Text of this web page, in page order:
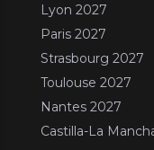
Lyon 2027
Paris 2027
Strasbourg 2027
Toulouse 2027
Nantes 2027
Castilla-La